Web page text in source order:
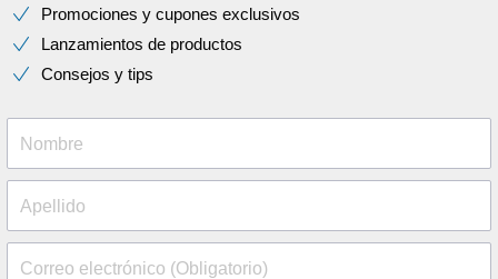
Promociones y cupones exclusivos
Lanzamientos de productos
Consejos y tips
Nombre
Apellido
Correo electrónico (Obligatorio)